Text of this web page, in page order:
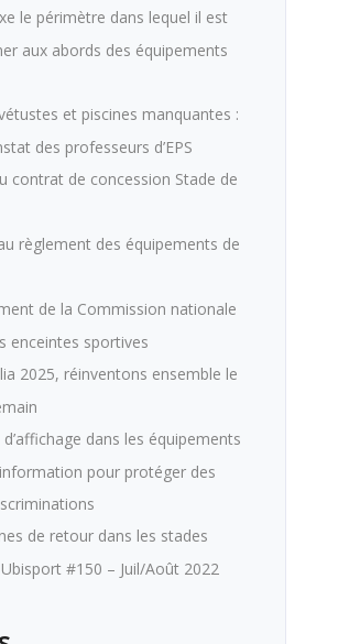
le périmètre dans lequel il est
aux abords des équipements
et piscines manquantes :
des professeurs d’EPS
contrat de concession Stade de
règlement des équipements de
de la Commission nationale
enceintes sportives
2025, réinventons ensemble le
d’affichage dans les équipements
pour protéger des
de retour dans les stades
#150 – Juil/Août 2022